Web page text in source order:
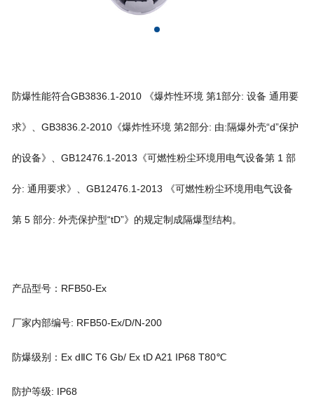
防爆性能符合GB3836.1-2010 《爆炸性环境 第1部分: 设备 通用要
求》、GB3836.2-2010《爆炸性环境 第2部分: 由:隔爆外壳“d”保护
的设备》、GB12476.1-2013《可燃性粉尘环境用电气设备第 1 部
分: 通用要求》、GB12476.1-2013 《可燃性粉尘环境用电气设备
第 5 部分: 外壳保护型“tD”》的规定制成隔爆型结构。
产品型号：RFB50-Ex
厂家内部编号: RFB50-Ex/D/N-200
防爆级别：Ex dⅡC T6 Gb/ Ex tD A21 IP68 T80℃
防护等级: IP68